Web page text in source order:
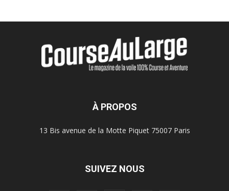
À PROPOS
13 Bis avenue de la Motte Piquet 75007 Paris
SUIVEZ NOUS